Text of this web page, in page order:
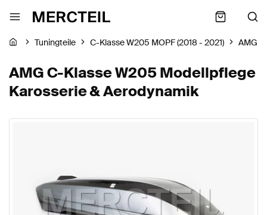
Tuningteile C-Klasse W205 MOPF (2018 - 2021) AMG
AMG C-Klasse W205 Modellpflege
Karosserie & Aerodynamik